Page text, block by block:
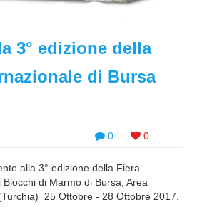
3° edizione della
di Bursa
0 0
alla 3° edizione della Fiera
di Marmo di Bursa, Area
25 Ottobre - 28 Ottobre 2017.